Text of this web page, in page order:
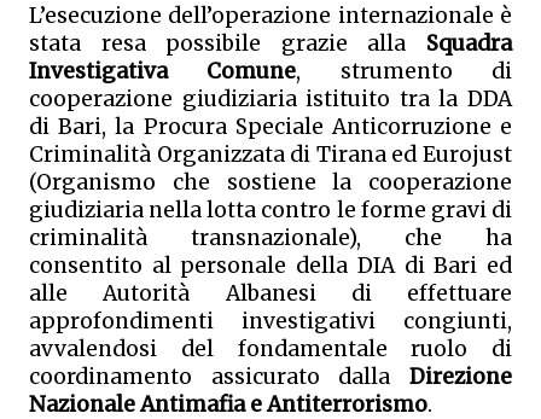
L’esecuzione dell’operazione internazionale è
stata resa possibile grazie alla Squadra
Investigativa Comune,
strumento di
cooperazione giudiziaria istituito tra la DDA
di Bari, la Procura Speciale Anticorruzione e
Criminalità Organizzata di Tirana ed Eurojust
(Organismo che sostiene la cooperazione
giudiziaria nella lotta contro le forme gravi di
criminalità transnazionale), che ha
consentito al personale della DIA di Bari ed
alle Autorità Albanesi di effettuare
approfondimenti investigativi congiunti,
avvalendosi del fondamentale ruolo di
coordinamento assicurato dalla Direzione
Nazionale Antimafia e Antiterrorismo.